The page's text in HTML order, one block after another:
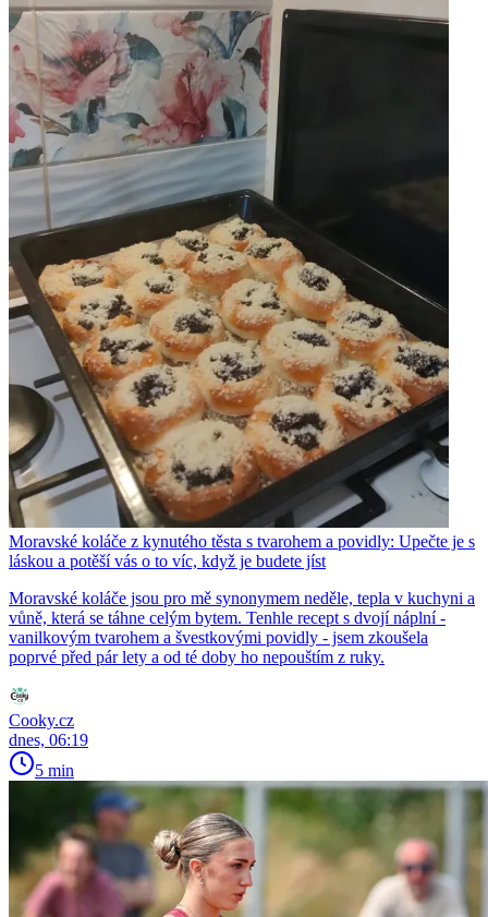
Moravské koláče z kynutého těsta s tvarohem a povidly: Upečte je s
láskou a potěší vás o to víc, když je budete jíst
Moravské koláče jsou pro mě synonymem neděle, tepla v kuchyni a
vůně, která se táhne celým bytem. Tenhle recept s dvojí náplní -
vanilkovým tvarohem a švestkovými povidly - jsem zkoušela
poprvé před pár lety a od té doby ho nepouštím z ruky.
Cooky.cz
dnes, 06:19
5 min